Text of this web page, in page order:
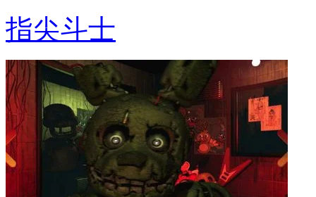
指尖斗士